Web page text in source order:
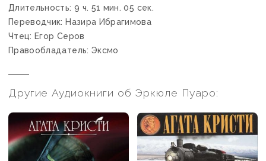
Длительность: 9 ч. 51 мин. 05 сек.
Переводчик: Назира Ибрагимова
Чтец: Егор Серов
Правообладатель: Эксмо
Другие Аудиокниги об Эркюле Пуаро: